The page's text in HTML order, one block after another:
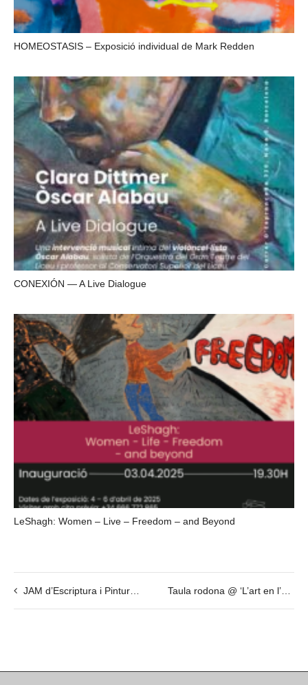
HOMEOSTASIS – Exposició individual de Mark Redden
CONEXIÓN — A Live Dialogue
LeShagh: Women – Live – Freedom – and Beyond
JAM d’Escriptura i Pintura @ 13 de maig – 20h